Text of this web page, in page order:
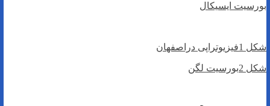
بورسیت ایسیکال
شکل 1فیزیوتراپی دراصفهان
شکل 2بورسیت لگن